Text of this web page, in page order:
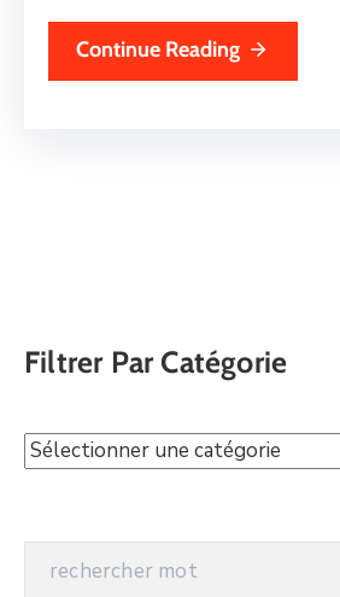
Continue Reading
Filtrer Par Catégorie